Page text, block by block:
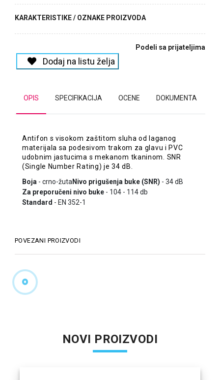
KARAKTERISTIKE / OZNAKE PROIZVODA
Podeli sa prijateljima
Dodaj na listu želja
OPIS SPECIFIKACIJA OCENE DOKUMENTA
Antifon s visokom zaštitom sluha od laganog
materijala sa podesivom trakom za glavu i PVC
udobnim jastucima s mekanom tkaninom. SNR
(Single Number Rating) je 34 dB.
Boja - crno-žuta Nivo prigušenja buke (SNR) - 34 dB
Za preporučeni nivo buke - 104 - 114 db
Standard - EN 352-1
POVEZANI PROIZVODI
NOVI PROIZVODI